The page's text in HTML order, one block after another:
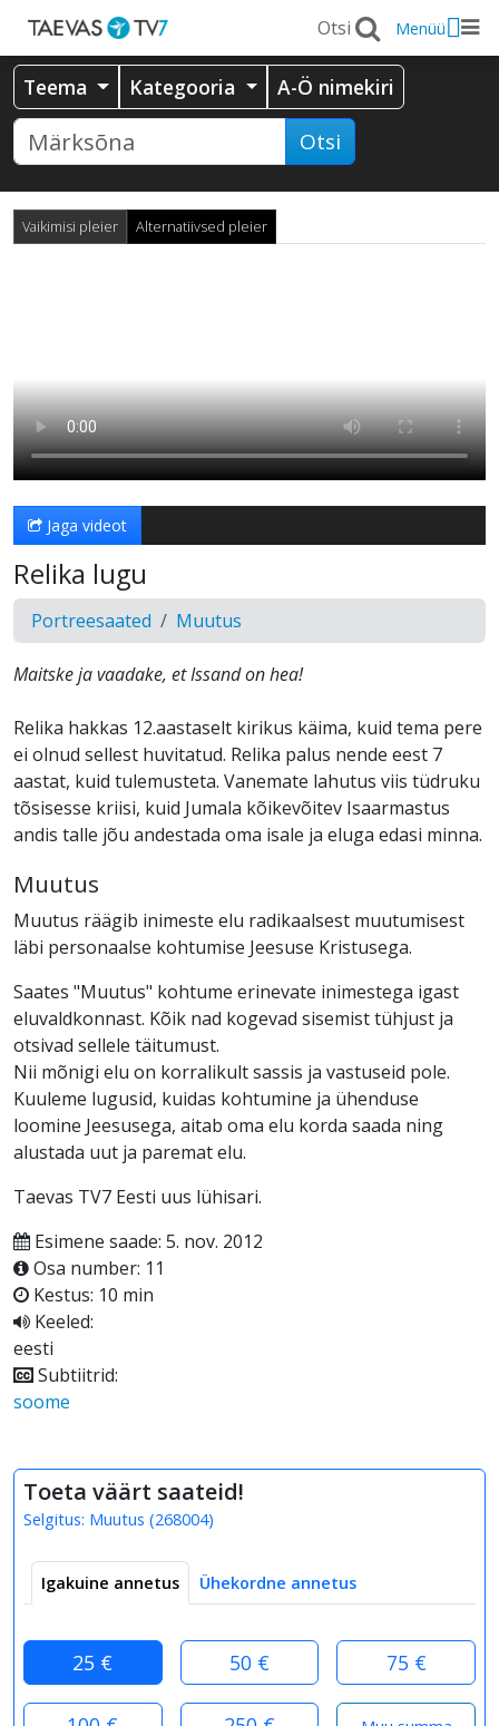
Menüü
Teema Kategooria A-Ö nimekiri
Otsi
Vaikimisi pleier Alternatiivsed pleier
Jaga videot
Relika lugu
Portreesaated Muutus
Maitske ja vaadake, et Issand on hea!
Relika hakkas 12.aastaselt kirikus käima, kuid tema pere
ei olnud sellest huvitatud. Relika palus nende eest 7
aastat, kuid tulemusteta. Vanemate lahutus viis tüdruku
tõsisesse kriisi, kuid Jumala kõikevõitev Isaarmastus
andis talle jõu andestada oma isale ja eluga edasi minna.
Muutus
Muutus räägib inimeste elu radikaalsest muutumisest
läbi personaalse kohtumise Jeesuse Kristusega.
Saates "Muutus" kohtume erinevate inimestega igast
eluvaldkonnast. Kõik nad kogevad sisemist tühjust ja
otsivad sellele täitumust.
Nii mõnigi elu on korralikult sassis ja vastuseid pole.
Kuuleme lugusid, kuidas kohtumine ja ühenduse
loomine Jeesusega, aitab oma elu korda saada ning
alustada uut ja paremat elu.
Taevas TV7 Eesti uus lühisari.
Esimene saade: 5. nov. 2012
Osa number: 11
Kestus: 10 min
Keeled:
eesti
Subtiitrid:
soome
Toeta väärt saateid!
Selgitus: Muutus (268004)
Igakuine annetus Ühekordne annetus
25 € 50 € 75 €